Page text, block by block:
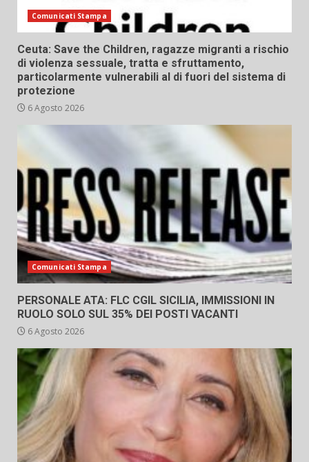
Comunicati Stampa
Ceuta: Save the Children, ragazze migranti a rischio
di violenza sessuale, tratta e sfruttamento,
particolarmente vulnerabili al di fuori del sistema di
protezione
6 Agosto 2026
Comunicati Stampa
PERSONALE ATA: FLC CGIL SICILIA, IMMISSIONI IN
RUOLO SOLO SUL 35% DEI POSTI VACANTI
6 Agosto 2026